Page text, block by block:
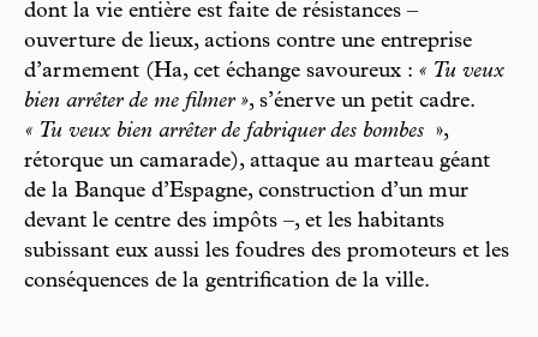
dont la vie entière est faite de résistances –
ouverture de lieux, actions contre une entreprise
d’armement (Ha, cet échange savoureux : « Tu veux
bien arrêter de me filmer », s’énerve un petit cadre.
« Tu veux bien arrêter de fabriquer des bombes »,
rétorque un camarade), attaque au marteau géant
de la Banque d’Espagne, construction d’un mur
devant le centre des impôts –, et les habitants
subissant eux aussi les foudres des promoteurs et les
conséquences de la gentrification de la ville.